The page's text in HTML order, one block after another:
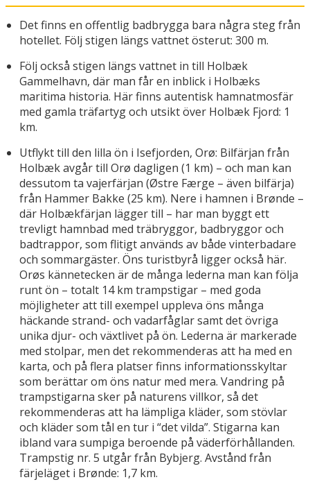
Det finns en offentlig badbrygga bara några steg från
hotellet. Följ stigen längs vattnet österut: 300 m.
Följ också stigen längs vattnet in till Holbæk
Gammelhavn, där man får en inblick i Holbæks
maritima historia. Här finns autentisk hamnatmosfär
med gamla träfartyg och utsikt över Holbæk Fjord: 1
km.
Utflykt till den lilla ön i Isefjorden, Orø: Bilfärjan från
Holbæk avgår till Orø dagligen (1 km) – och man kan
dessutom ta vajerfärjan (Østre Færge – även bilfärja)
från Hammer Bakke (25 km). Nere i hamnen i Brønde –
där Holbækfärjan lägger till – har man byggt ett
trevligt hamnbad med träbryggor, badbryggor och
badtrappor, som flitigt används av både vinterbadare
och sommargäster. Öns turistbyrå ligger också här.
Orøs kännetecken är de många lederna man kan följa
runt ön – totalt 14 km trampstigar – med goda
möjligheter att till exempel uppleva öns många
häckande strand- och vadarfåglar samt det övriga
unika djur- och växtlivet på ön. Lederna är markerade
med stolpar, men det rekommenderas att ha med en
karta, och på flera platser finns informationsskyltar
som berättar om öns natur med mera. Vandring på
trampstigarna sker på naturens villkor, så det
rekommenderas att ha lämpliga kläder, som stövlar
och kläder som tål en tur i “det vilda”. Stigarna kan
ibland vara sumpiga beroende på väderförhållanden.
Trampstig nr. 5 utgår från Bybjerg. Avstånd från
färjeläget i Brønde: 1,7 km.